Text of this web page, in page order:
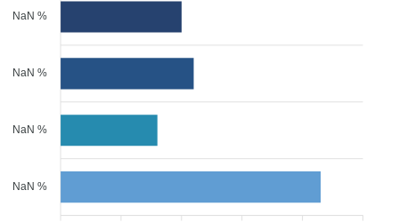
NaN %
NaN %
NaN %
NaN %